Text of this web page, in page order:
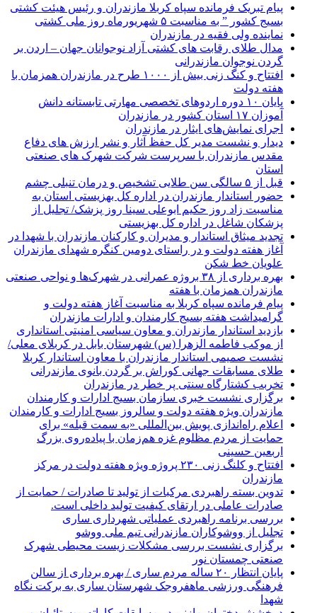
پیام تبریک فرمانده سپاه کربلا مازندران و رئیس هیئت کشتی
بسیج کشور ” به مناسبت ۵ شهریورماه روز ملی کشتی
نماينده ولی فقیه در مازندران
مدال طلای رقابت های کشتی آزاد نوجوانان جهان – اردن بر
گردن نوجوان مازندرانی
افتتاح و کنگ زنی بیش از ۱۰۰۰ طرح در مازندران همزمان با
هفته دولت
پایان ۱۰ دوره اردوهای تخصصی مهارتی تابستانه دانش
آموزان ۱۷ استان کشور در مازندران
اجرای نمایش‌های ایثار در مازندران
دیدار و نشست مدیر کل حفظ آثار و نشر ارزش های دفاع
مقدس مازندران با سرپرست شرکت شهرک های صنعتی
استان
قبل از ۵ سالگی سن طلایی تشخیص و درمان تنبلی چشم
حضور استاندار مازندران در اداره کل بهزیستی استان به
مناسبت زاد روز حکیم ابوعلی سینا روز پزشک/ تجلیل از
پزشکان شاغل در اداره کل بهزیستی
تجدید میثاق استاندار و مدیران و کارکنان مازندران با شهدا در
آغاز هفته دولت و در راستای دومین کنگره شهدای مازندران
علویان خط شکن
بهره برداری از ۳۸ بروژه عمرانی در شهرک‌ها و نواحی صنعتی
مازندران همزمان با هفته
پیام فرمانده سپاه کربلا به مناسبت آغاز هفته دولت و
گرامیداشت هفته بسیج کارمندان و ادارات مازندران
بازدید استاندار مازندران و معاون سیاسی امنیتی استانداری
از موکب فاطمه الزهرا (س) شهرستان بابل در کربلای معلی/
نشست صمیمی استاندار مازندران با معاون استاندار کربلا
طلای مسابقات جهانی کوراش بر گردن بانوی مازندرانی
تخربب کشتارگاه سنتی پر خطر در مازندران
برگزاری نشست خبری سازمان بسیج ادارات و کارمندان
مازندران ویژه هفته دولت و سالروز بسیج ادارات و کارمندان
اعلام راه‌اندازی پویش بین‌المللی «به سمت قبله» برای
حمایت از مردم مظلوم غزه هم‌زمان با پیاده‌روی بزرگ
اربعین حسینی
افتتاح و کلنگ زنی ۲۳۰ پروژه ویژه هفته دولت در مرکز
مازندران
تدوین بسته راهبردی مرکبات از تولید تا صادرات / حمایت از
صادرات عاملی در ارتقای کیفیت تولید داخلی است.
بررسی برنامه راهبردی عملیاتی شهرداری ساری
تجلیل از ووشوکاران مازندرانی تیم ملی ووشو
برگزاری نشست بررسی مشکلات زیست محیطی شهرک
صنعتی چمستان نور
پایان انتظار ۲۰ ساله مردم ساری / بهره برداری از سالن
فرهنگی ورزشی ماهفروجک شهرستان ساری به برکت نگاه
شهدا